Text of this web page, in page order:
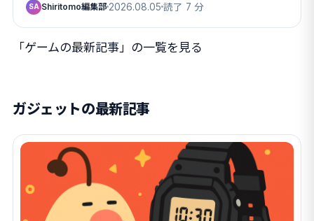
SA Shiritomo編集部 2026.08.05 読了 7 分
「ゲームの最新記事」の一覧を見る
ガジェットの最新記事